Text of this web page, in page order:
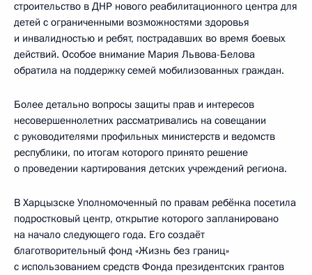
строительство в ДНР нового реабилитационного центра для
детей с ограниченными возможностями здоровья
и инвалидностью и ребят, пострадавших во время боевых
действий. Особое внимание Мария Львова-Белова
обратила на поддержку семей мобилизованных граждан.
Более детально вопросы защиты прав и интересов
несовершеннолетних рассматривались на совещании
с руководителями профильных министерств и ведомств
республики, по итогам которого принято решение
о проведении картирования детских учреждений региона.
В Харцызске Уполномоченный по правам ребёнка посетила
подростковый центр, открытие которого запланировано
на начало следующего года. Его создаёт
благотворительный фонд «Жизнь без границ»
с использованием средств Фонда президентских грантов